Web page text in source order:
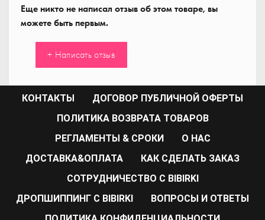
Еще никто не написал отзыв об этом товаре, вы
можете быть первым.
+ Написать отзыв
КОНТАКТЫ
ДОГОВОР ПУБЛИЧНОЙ ОФЕРТЫ
ПОЛИТИКА ВОЗВРАТА ТОВАРОВ
РЕГЛАМЕНТЫ & СРОКИ
О НАС
ДОСТАВКА&ОПЛАТА
КАК СДЕЛАТЬ ЗАКАЗ
CОТРУДНИЧЕСТВО С BIBIRKI
ДРОПШИППИНГ С BIBIRKI
ВОПРОСЫ И ОТВЕТЫ